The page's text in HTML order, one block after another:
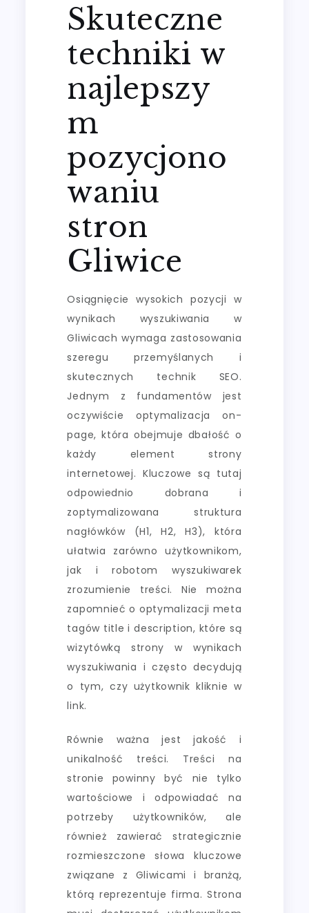
Skuteczne
techniki w
najlepszy
m
pozycjono
waniu
stron
Gliwice
Osiągnięcie wysokich pozycji w
wynikach wyszukiwania w
Gliwicach wymaga zastosowania
szeregu przemyślanych i
skutecznych technik SEO.
Jednym z fundamentów jest
oczywiście optymalizacja on-
page, która obejmuje dbałość o
każdy element strony
internetowej. Kluczowe są tutaj
odpowiednio dobrana i
zoptymalizowana struktura
nagłówków (H1, H2, H3), która
ułatwia zarówno użytkownikom,
jak i robotom wyszukiwarek
zrozumienie treści. Nie można
zapomnieć o optymalizacji meta
tagów title i description, które są
wizytówką strony w wynikach
wyszukiwania i często decydują
o tym, czy użytkownik kliknie w
link.
Równie ważna jest jakość i
unikalność treści. Treści na
stronie powinny być nie tylko
wartościowe i odpowiadać na
potrzeby użytkowników, ale
również zawierać strategicznie
rozmieszczone słowa kluczowe
związane z Gliwicami i branżą,
którą reprezentuje firma. Strona